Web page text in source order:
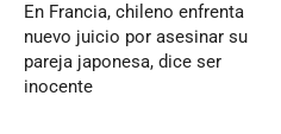
En Francia, chileno enfrenta
nuevo juicio por asesinar su
pareja japonesa, dice ser
inocente